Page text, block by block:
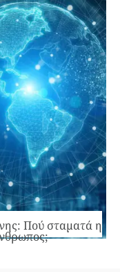
Πού σταματά η